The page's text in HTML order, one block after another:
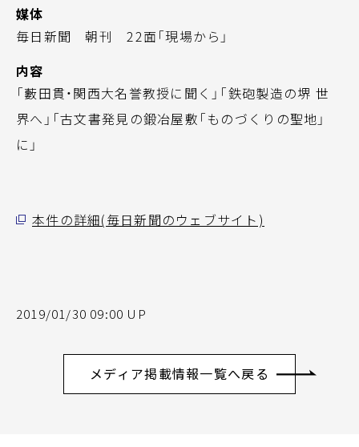
媒体
毎日新聞 朝刊 22面「現場から」
内容
「藪田貫・関西大名誉教授に聞く」「鉄砲製造の堺 世
界へ」「古文書発見の鍛冶屋敷「ものづくりの聖地」
に」
本件の詳細(毎日新聞のウェブサイト)
2019/01/30 09:00 UP
メディア掲載情報一覧へ戻る